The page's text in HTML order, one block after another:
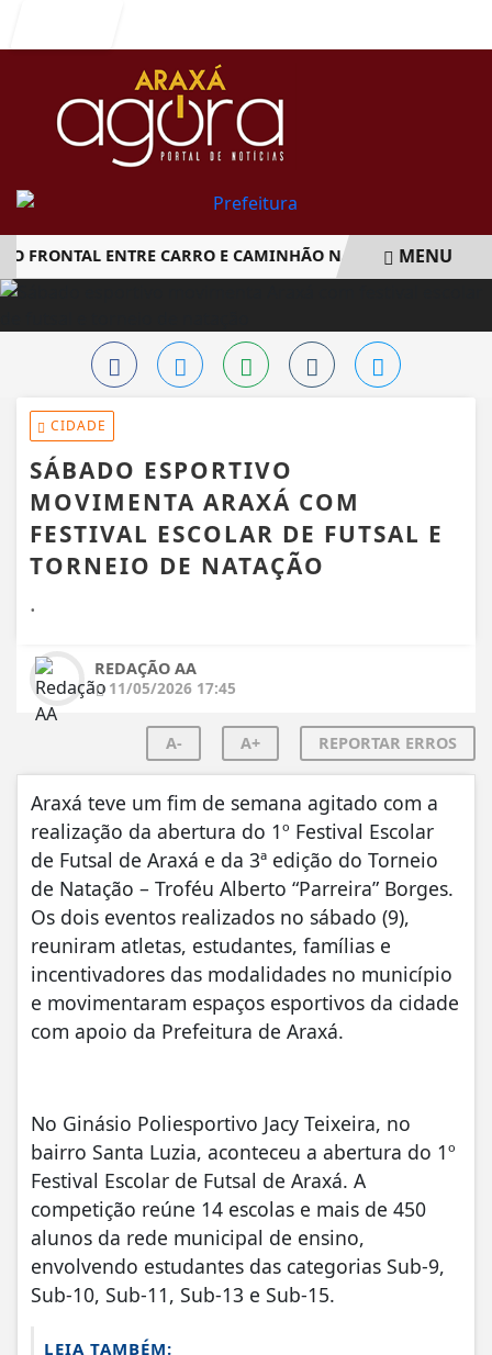
ENTRE CARRO E CAMINHÃO NA BR-262 MENU
CIDADE
SÁBADO ESPORTIVO
MOVIMENTA ARAXÁ COM
FESTIVAL ESCOLAR DE FUTSAL E
TORNEIO DE NATAÇÃO
.
REDAÇÃO AA
11/05/2026 17:45
A- A+ REPORTAR ERROS
Araxá teve um fim de semana agitado com a
realização da abertura do 1º Festival Escolar
de Futsal de Araxá e da 3ª edição do Torneio
de Natação – Troféu Alberto “Parreira” Borges.
Os dois eventos realizados no sábado (9),
reuniram atletas, estudantes, famílias e
incentivadores das modalidades no município
e movimentaram espaços esportivos da cidade
com apoio da Prefeitura de Araxá.
No Ginásio Poliesportivo Jacy Teixeira, no
bairro Santa Luzia, aconteceu a abertura do 1º
Festival Escolar de Futsal de Araxá. A
competição reúne 14 escolas e mais de 450
alunos da rede municipal de ensino,
envolvendo estudantes das categorias Sub-9,
Sub-10, Sub-11, Sub-13 e Sub-15.
LEIA TAMBÉM: